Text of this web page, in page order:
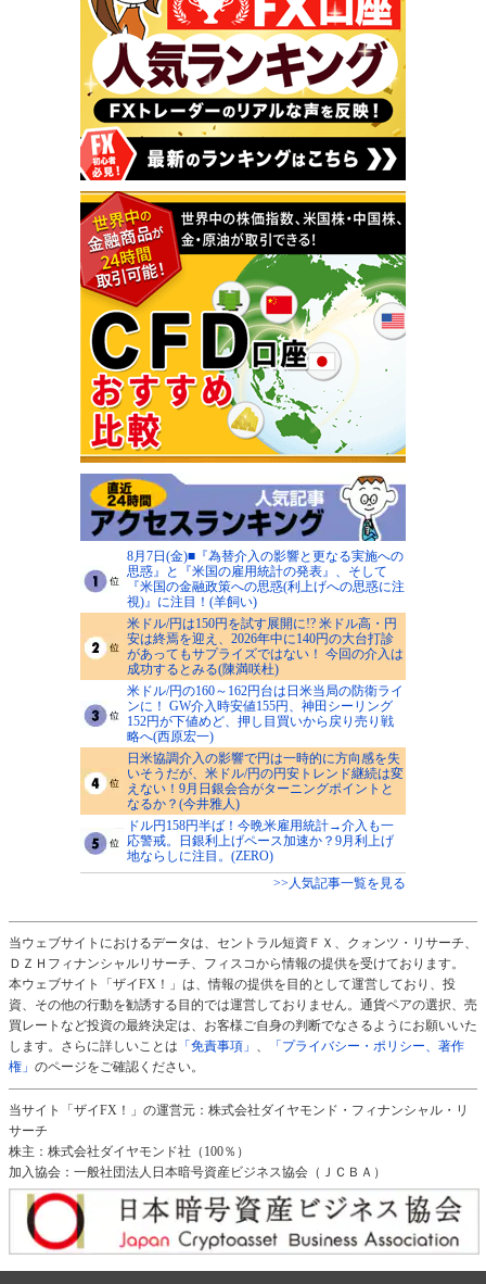
8月7日(金)■『為替介入の影響と更なる実施への
思惑』と『米国の雇用統計の発表』、そして
『米国の金融政策への思惑(利上げへの思惑に注
視)』に注目！(羊飼い)
米ドル/円は150円を試す展開に!? 米ドル高・円
安は終焉を迎え、2026年中に140円の大台打診
があってもサプライズではない！ 今回の介入は
成功するとみる(陳満咲杜)
米ドル/円の160～162円台は日米当局の防衛ライ
ンに！ GW介入時安値155円、神田シーリング
152円が下値めど、押し目買いから戻り売り戦
略へ(西原宏一)
日米協調介入の影響で円は一時的に方向感を失
いそうだが、米ドル/円の円安トレンド継続は変
えない！9月日銀会合がターニングポイントと
なるか？(今井雅人)
ドル円158円半ば！今晩米雇用統計→介入も一
応警戒。日銀利上げペース加速か？9月利上げ
地ならしに注目。(ZERO)
>>人気記事一覧を見る
当ウェブサイトにおけるデータは、セントラル短資ＦＸ、クォンツ・リサーチ、
ＤＺＨフィナンシャルリサーチ、フィスコから情報の提供を受けております。
本ウェブサイト「ザイFX！」は、情報の提供を目的として運営しており、投
資、その他の行動を勧誘する目的では運営しておりません。通貨ペアの選択、売
買レートなど投資の最終決定は、お客様ご自身の判断でなさるようにお願いいた
します。さらに詳しいことは 「免責事項」
「プライバシー・ポリシー、著作
権」 のページをご確認ください。
当サイト「ザイFX！」の運営元：株式会社ダイヤモンド・フィナンシャル・リ
サーチ
株主：株式会社ダイヤモンド社（100％）
加入協会：一般社団法人日本暗号資産ビジネス協会（ＪＣＢＡ）